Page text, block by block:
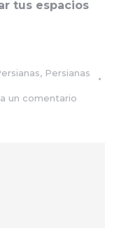
tus espacios
, Persianas
un comentario